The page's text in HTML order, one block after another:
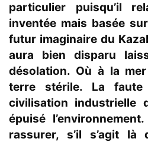
particulier puisqu’il
inventée mais basée
futur imaginaire du
aura bien disparu
désolation. Où à la
terre stérile. La
civilisation industrielle
épuisé
rassurer, s’il s’agit là